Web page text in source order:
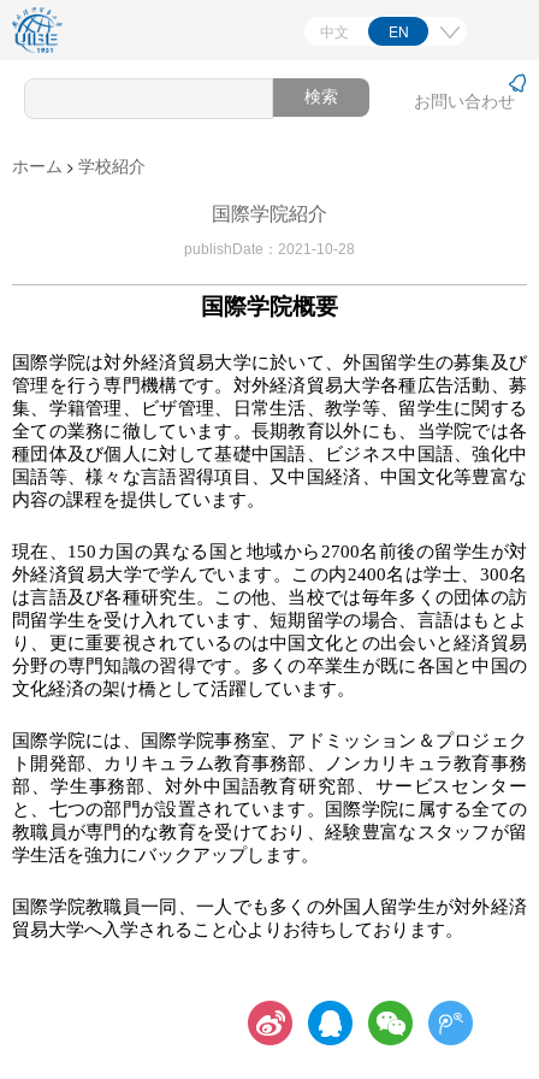
中文 EN
اللغة العربية
お問い合わせ

ホーム > 学校紹介
国際学院紹介
publishDate：2021-10-28
国際学院概要
国際学院は対外経済貿易大学に於いて、外国留学生の募集及び
管理を行う専門機構です。対外経済貿易大学各種広告活動、募
集、学籍管理、ビザ管理、日常生活、教学等、留学生に関する
全ての業務に徹しています。長期教育以外にも、当学院では各
種団体及び個人に対して基礎中国語、ビジネス中国語、強化中
国語等、様々な言語習得項目、又中国経済、中国文化等豊富な
内容の課程を提供しています。
現在、 150 カ国の異なる国と地域から 2700名前後の留学生が対
外経済貿易大学で学んでいます。この内2400名は学士、 300名
は言語及び各種研究生。この他、当校では毎年多くの団体の訪
問留学生を受け入れています、短期留学の場合、言語はもとよ
り、更に重要視されているのは中国文化との出会いと経済貿易
分野の専門知識の習得です。多くの卒業生が既に各国と中国の
文化経済の架け橋として活躍しています。
国際学院には、国際学院事務室、アドミッション＆プロジェク
ト開発部、カリキュラム教育事務部、ノンカリキュラ教育事務
部、学生事務部、対外中国語教育研究部、サービスセンター
と、七つの部門が設置されています。国際学院に属する全ての
教職員が専門的な教育を受けており、経験豊富なスタッフが留
学生活を強力にバックアップします。
国際学院教職員一同、一人でも多くの外国人留学生が対外経済
貿易大学へ入学されること心よりお待ちしております。